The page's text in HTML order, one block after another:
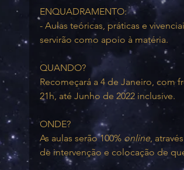
ENQUADRAMENTO:
- Aulas teóricas, práticas e
servirão como apoio à matéria.
QUANDO?
Recomeçará a 4 de Janeiro, com
21h, até Junho de 2022 inclusive.
ONDE?
As aulas serão 100% online,
de intervenção e colocação de